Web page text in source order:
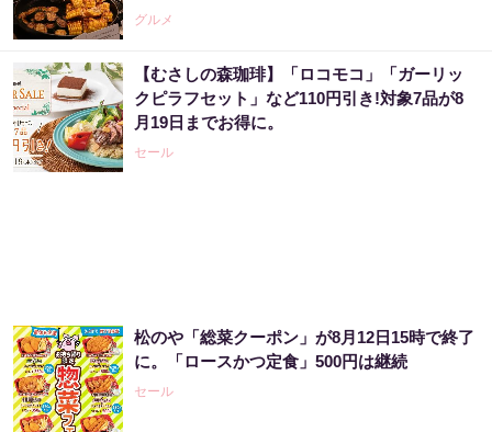
グルメ
【むさしの森珈琲】「ロコモコ」「ガーリッ
クピラフセット」など110円引き!対象7品が8
月19日までお得に。
セール
松のや「総菜クーポン」が8月12日15時で終了
に。「ロースかつ定食」500円は継続
セール